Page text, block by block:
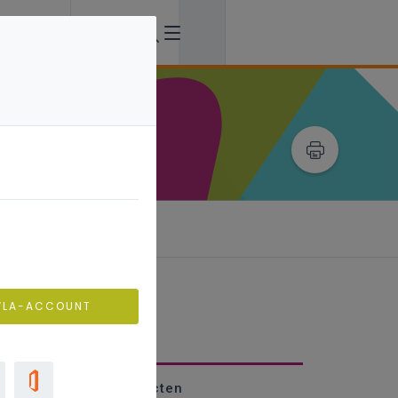
flexibele trajecten
ACCOUNT